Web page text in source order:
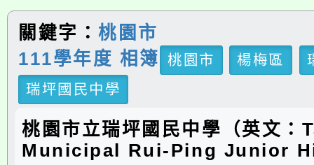
關鍵字：桃園市
111學年度 相簿
桃園市 楊梅區
瑞坪國民中學
桃園市立瑞坪國民中學（英文：
Municipal Rui-Ping Junior